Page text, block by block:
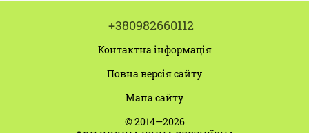
+380982660112
Контактна інформація
Повна версія сайту
Мапа сайту
© 2014—2026